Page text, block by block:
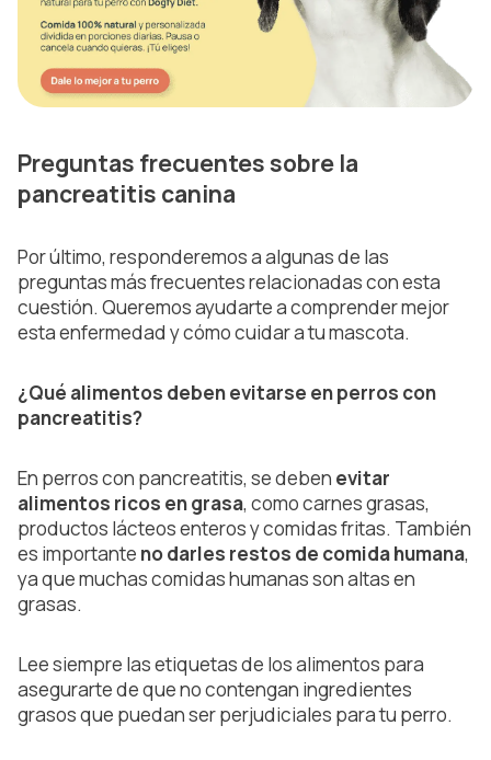
Preguntas frecuentes sobre la
pancreatitis canina
Por último, responderemos a algunas de las
preguntas más frecuentes relacionadas con esta
cuestión. Queremos ayudarte a comprender mejor
esta enfermedad y cómo cuidar a tu mascota.
¿Qué alimentos deben evitarse en perros con
pancreatitis?
En perros con pancreatitis, se deben evitar
alimentos ricos en grasa, como carnes grasas,
productos lácteos enteros y comidas fritas. También
es importante no darles restos de comida humana,
ya que muchas comidas humanas son altas en
grasas.
Lee siempre las etiquetas de los alimentos para
asegurarte de que no contengan ingredientes
grasos que puedan ser perjudiciales para tu perro.